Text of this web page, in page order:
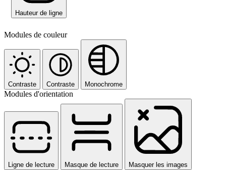
Hauteur de ligne
Modules de couleur
Contraste Contraste Monochrome
Modules d'orientation
Ligne de lecture Masque de lecture Masquer les images